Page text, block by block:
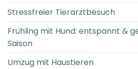
Stressfreier Tierarztbesuch
Frühling mit Hund: entspannt &
Saison
Umzug mit Haustieren